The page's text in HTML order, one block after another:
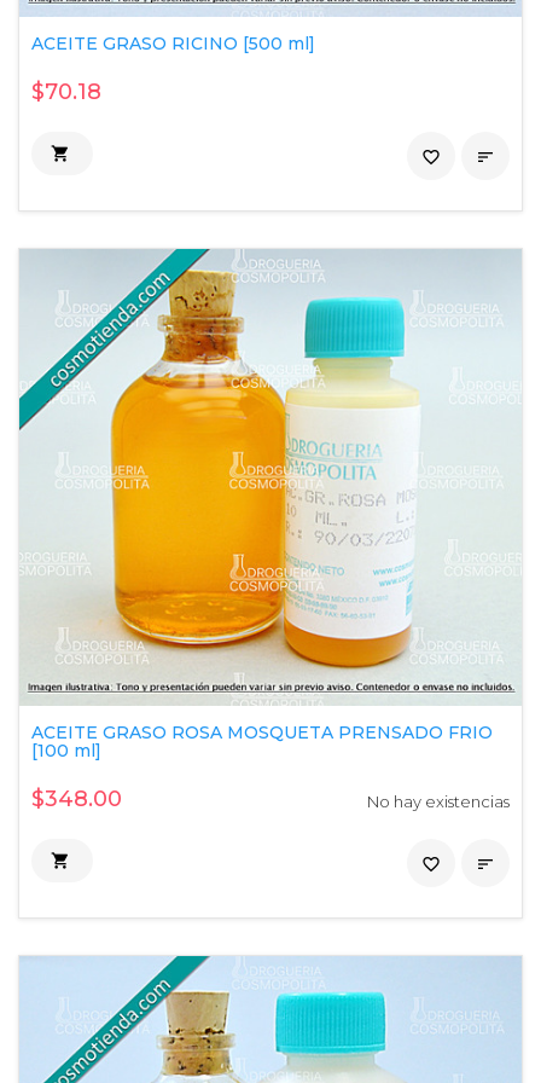
ACEITE GRASO RICINO [500 ml]
$70.18
 
favorite_border
ACEITE GRASO ROSA MOSQUETA PRENSADO FRIO
[100 ml]
$348.00 No hay existencias
 
favorite_border